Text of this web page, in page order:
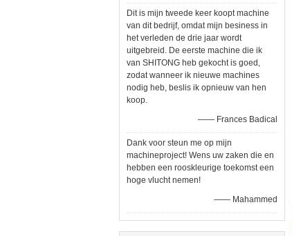
Dit is mijn tweede keer koopt machine
van dit bedrijf, omdat mijn besiness in
het verleden de drie jaar wordt
uitgebreid. De eerste machine die ik
van SHITONG heb gekocht is goed,
zodat wanneer ik nieuwe machines
nodig heb, beslis ik opnieuw van hen
koop.
—— Frances Badical
Dank voor steun me op mijn
machineproject! Wens uw zaken die en
hebben een rooskleurige toekomst een
hoge vlucht nemen!
—— Mahammed